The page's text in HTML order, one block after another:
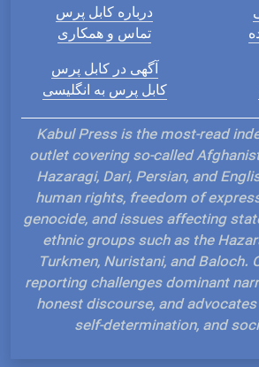
درباره کابل پرس
تماس و همکاری
آگهی در کابل پرس
کابل پرس به انگلیسی
Kabul Press is the most-read
outlet covering so-called
Hazaragi, Dari, Persian, and
human rights, freedom of
genocide, and issues affecting
ethnic groups such as the
Turkmen, Nuristani, and Baloch.
reporting challenges dominant
honest discourse, and
self-determination, and